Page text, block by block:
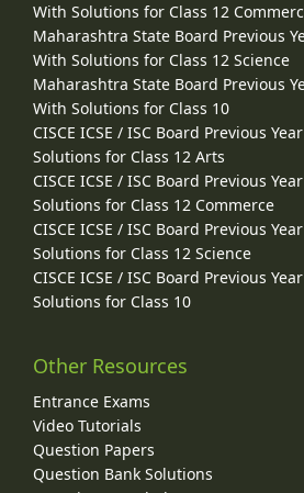
With Solutions for Class 12
Maharashtra State Board Previous
With Solutions for Class 12 Science
Maharashtra State Board Previous
With Solutions for Class 10
CISCE ICSE / ISC Board Previous
Solutions for Class 12 Arts
CISCE ICSE / ISC Board Previous
Solutions for Class 12 Commerce
CISCE ICSE / ISC Board Previous
Solutions for Class 12 Science
CISCE ICSE / ISC Board Previous
Solutions for Class 10
Other Resources
Entrance Exams
Video Tutorials
Question Papers
Question Bank Solutions